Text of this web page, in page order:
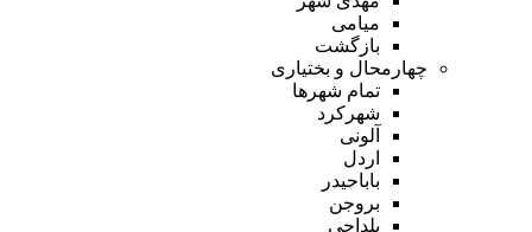
میامی
بازگشت
چهارمحال و بختیاری
تمام شهر‌ها
شهرکرد
آلونی
اردل
باباحیدر
بروجن
بلداجی